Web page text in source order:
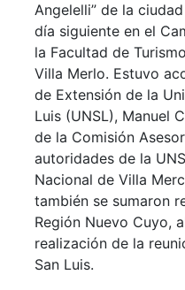
Angelelli” de la
día siguiente en el
la Facultad de
Villa Merlo. Estuvo
de Extensión de la
Luis (UNSL), Manuel
de la Comisión
autoridades de la
Nacional de Villa
también se sumaron
Región Nuevo Cuyo,
realización de la
San Luis.